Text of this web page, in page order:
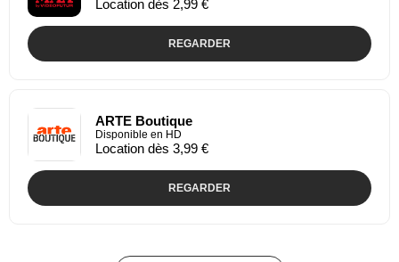
Location dès 2,99 €
REGARDER
ARTE Boutique
Disponible en HD
Location dès 3,99 €
REGARDER